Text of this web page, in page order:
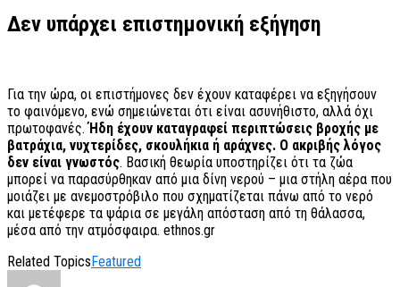
Δεν υπάρχει επιστημονική εξήγηση
Για την ώρα, οι επιστήμονες δεν έχουν καταφέρει να εξηγήσουν
το φαινόμενο, ενώ σημειώνεται ότι είναι ασυνήθιστο, αλλά όχι
πρωτοφανές.Ήδη έχουν καταγραφεί περιπτώσεις βροχής με
βατράχια, νυχτερίδες, σκουλήκια ή αράχνες. Ο ακριβής λόγος
δεν είναι γνωστός. Βασική θεωρία υποστηρίζει ότι τα ζώα
μπορεί να παρασύρθηκαν από μια δίνη νερού – μια στήλη αέρα που
μοιάζει με ανεμοστρόβιλο που σχηματίζεται πάνω από το νερό
και μετέφερε τα ψάρια σε μεγάλη απόσταση από τη θάλασσα,
μέσα από την ατμόσφαιρα. ethnos.gr
Related Topics Featured